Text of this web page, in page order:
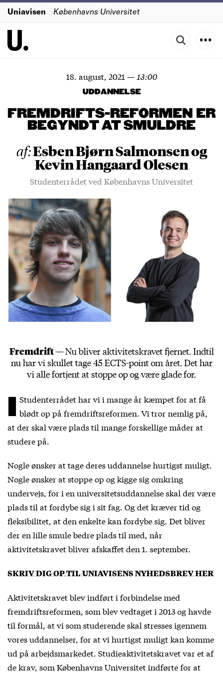
Uniavisen Københavns Universitet
18. august, 2021 — 13:00
UDDANNELSE
FREMDRIFTS-REFORMEN ER
BEGYNDT AT SMULDRE
af:Esben Bjørn Salmonsen og
Kevin Hangaard Olesen
Studenterrådet ved Københavns Universitet
Fremdrift —Nu bliver aktivitetskravet fjernet. Indtil
nu har vi skullet tage 45 ECTS-point om året. Det har
vi alle fortjent at stoppe op og være glade for.
I Studenterrådet har vi i mange år kæmpet for at få
blødt op på fremdriftsreformen. Vi tror nemlig på,
at der skal være plads til mange forskellige måder at
studere på.
Nogle ønsker at tage deres uddannelse hurtigst muligt.
Nogle ønsker at stoppe op og kigge sig omkring
undervejs, for i en universitetsuddannelse skal der være
plads til at fordybe sig i sit fag. Og det kræver tid og
fleksibilitet, at den enkelte kan fordybe sig. Det bliver
der en lille smule bedre plads til med, når
aktivitetskravet bliver afskaffet den 1. september.
SKRIV DIG OP TIL UNIAVISENS NYHEDSBREV HER
Aktivitetskravet blev indført i forbindelse med
fremdriftsreformen, som blev vedtaget i 2013 og havde
til formål, at vi som studerende skal stresses igennem
vores uddannelser, for at vi hurtigst muligt kan komme
ud på arbejdsmarkedet. Studieaktivitetskravet var et af
de krav, som Københavns Universitet indførte for at